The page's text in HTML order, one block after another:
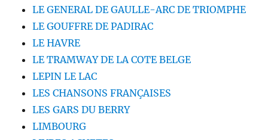
LE GENERAL DE GAULLE-ARC DE TRIOMPHE
LE GOUFFRE DE PADIRAC
LE HAVRE
LE TRAMWAY DE LA COTE BELGE
LEPIN LE LAC
LES CHANSONS FRANÇAISES
LES GARS DU BERRY
LIMBOURG